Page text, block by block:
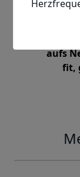
aufs
fit,